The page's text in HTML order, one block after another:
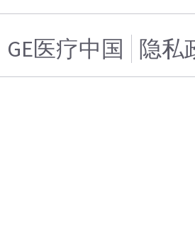
GE医疗中国 隐私